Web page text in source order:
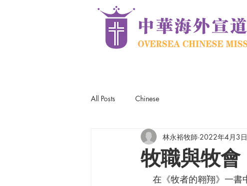
All Posts Chinese
牧職與牧會
林永裕牧師 2022年4月3日